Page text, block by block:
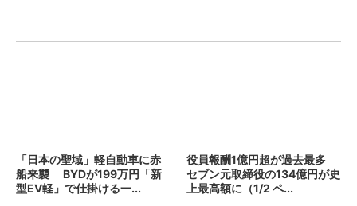
「日本の聖域」軽自動車に赤
船来襲 BYDが199万円「新
型EV軽」で仕掛ける一...
役員報酬1億円超が過去最多
セブン元取締役の134億円が史
上最高額に（1/2 ペ...